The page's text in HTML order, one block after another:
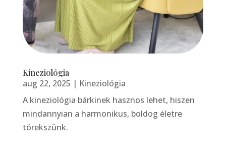
Kineziológia
aug 22, 2025 | Kineziológia
A kineziológia bárkinek hasznos lehet, hiszen
mindannyian a harmonikus, boldog életre
törekszünk.